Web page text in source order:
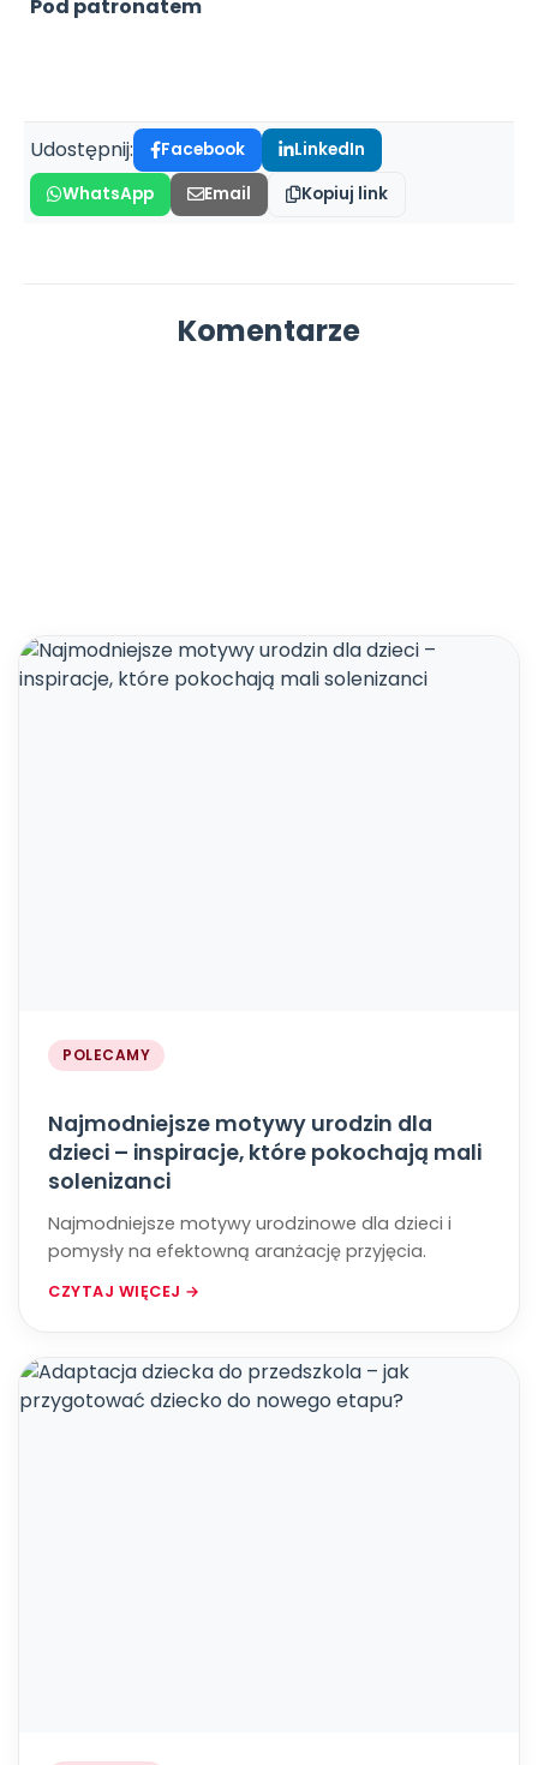
Archiwalne numery
Pod patronatem
Udostępnij: Facebook
LinkedIn
WhatsApp
Email Kopiuj link
Komentarze
POLECAMY
Najmodniejsze motywy urodzin dla
dzieci – inspiracje, które pokochają mali
solenizanci
Najmodniejsze motywy urodzinowe dla dzieci i
pomysły na efektowną aranżację przyjęcia.
CZYTAJ WIĘCEJ →